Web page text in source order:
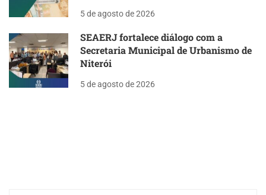
5 de agosto de 2026
SEAERJ fortalece diálogo com a
Secretaria Municipal de Urbanismo de
Niterói
5 de agosto de 2026